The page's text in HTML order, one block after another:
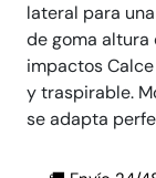
lateral para
de goma altura
impactos
y traspirable.
se adapta